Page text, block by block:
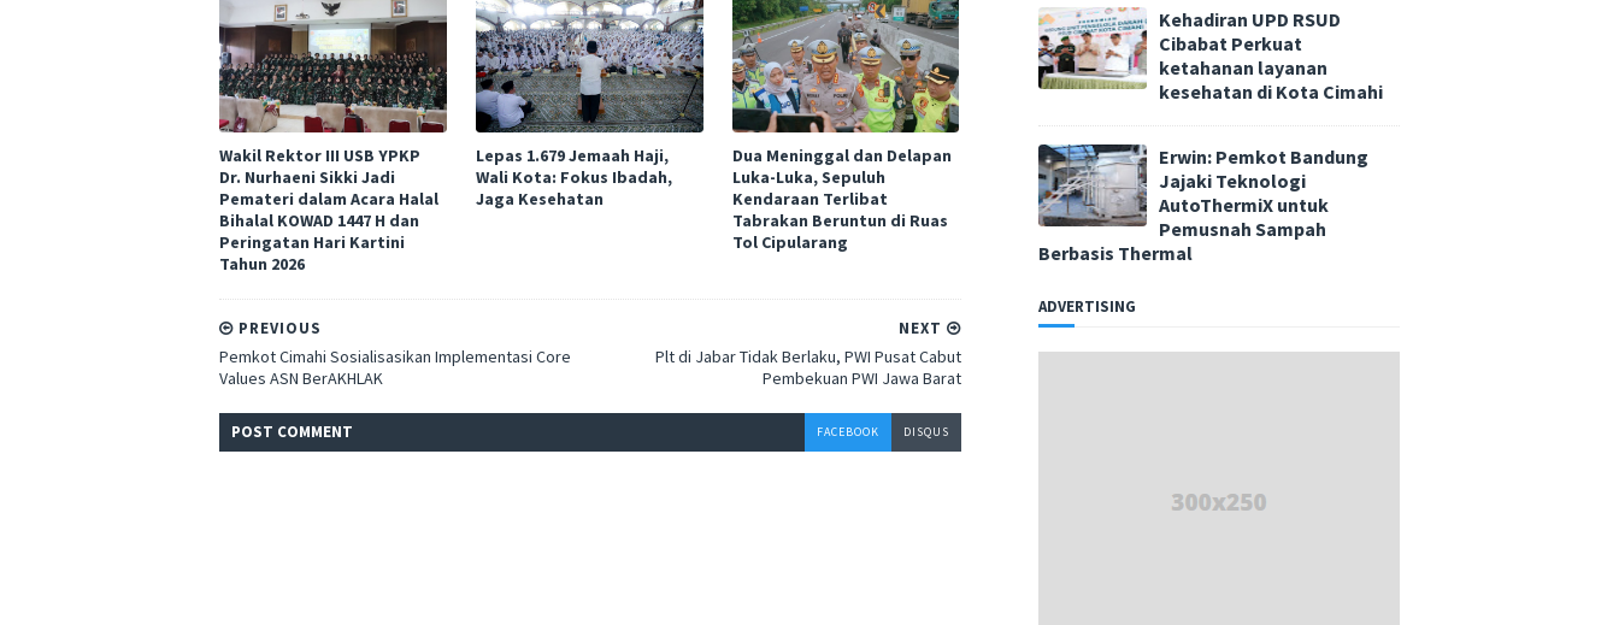
Wakil Rektor III USB YPKP
Dr. Nurhaeni Sikki Jadi
Pemateri dalam Acara Halal
Bihalal KOWAD 1447 H dan
Peringatan Hari Kartini
Tahun 2026
Lepas 1.679 Jemaah Haji,
Wali Kota: Fokus Ibadah,
Jaga Kesehatan
Dua Meninggal dan Delapan
Luka-Luka, Sepuluh
Kendaraan Terlibat
Tabrakan Beruntun di Ruas
Tol Cipularang
NEXT
Plt di Jabar Tidak Berlaku, PWI Pusat Cabut
Pembekuan PWI Jawa Barat
PREVIOUS
Pemkot Cimahi Sosialisasikan Implementasi Core
Values ASN BerAKHLAK
POST COMMENT FACEBOOK DISQUS
Kehadiran UPD RSUD
Cibabat Perkuat
ketahanan layanan
kesehatan di Kota Cimahi
Erwin: Pemkot Bandung
Jajaki Teknologi
AutoThermiX untuk
Pemusnah Sampah
Berbasis Thermal
ADVERTISING